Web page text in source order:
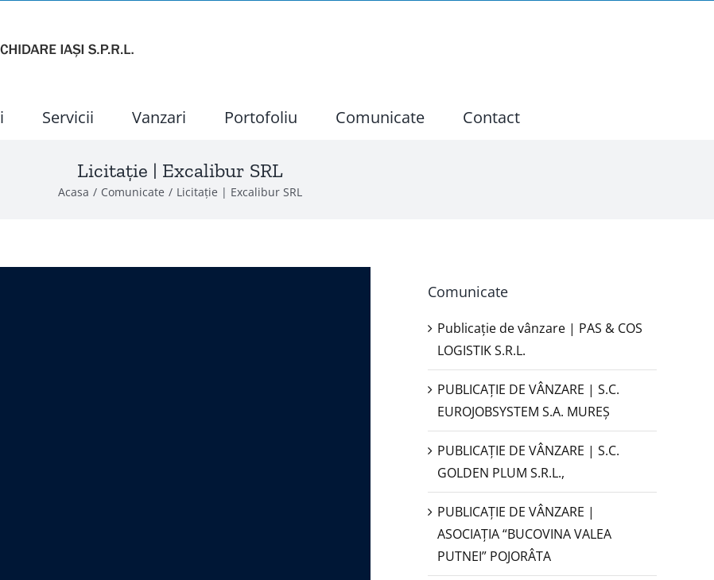
Servicii Vanzari Portofoliu Comunicate Contact
Licitație | Excalibur SRL
Acasa Comunicate Licitație | Excalibur SRL
Comunicate
Publicație de vânzare | PAS & COS
LOGISTIK S.R.L.
PUBLICAŢIE DE VÂNZARE | S.C.
EUROJOBSYSTEM S.A. MUREȘ
PUBLICAȚIE DE VÂNZARE | S.C.
GOLDEN PLUM S.R.L.,
PUBLICAŢIE DE VÂNZARE |
ASOCIAȚIA “BUCOVINA VALEA
PUTNEI” POJORÂTA